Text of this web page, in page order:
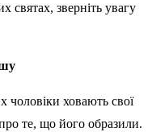
святах, зверніть увагу
чоловіки ховають свої
те, що його образили.